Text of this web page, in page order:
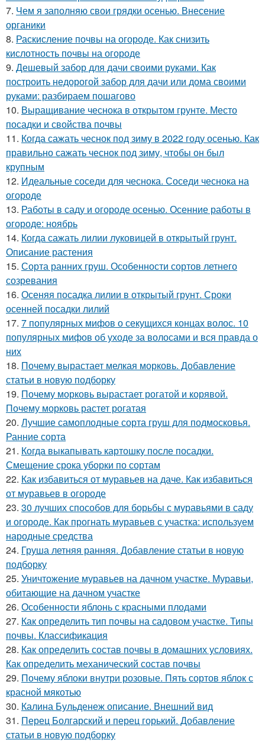
7. Чем я заполняю свои грядки осенью. Внесение
органики
8. Раскисление почвы на огороде. Как снизить
кислотность почвы на огороде
9. Дешевый забор для дачи своими руками. Как
построить недорогой забор для дачи или дома своими
руками: разбираем пошагово
10. Выращивание чеснока в открытом грунте. Место
посадки и свойства почвы
11. Когда сажать чеснок под зиму в 2022 году осенью. Как
правильно сажать чеснок под зиму, чтобы он был
крупным
12. Идеальные соседи для чеснока. Соседи чеснока на
огороде
13. Работы в саду и огороде осенью. Осенние работы в
огороде: ноябрь
14. Когда сажать лилии луковицей в открытый грунт.
Описание растения
15. Сорта ранних груш. Особенности сортов летнего
созревания
16. Осеняя посадка лилии в открытый грунт. Сроки
осенней посадки лилий
17. 7 популярных мифов о секущихся концах волос. 10
популярных мифов об уходе за волосами и вся правда о
них
18. Почему вырастает мелкая морковь. Добавление
статьи в новую подборку
19. Почему морковь вырастает рогатой и корявой.
Почему морковь растет рогатая
20. Лучшие самоплодные сорта груш для подмосковья.
Ранние сорта
21. Когда выкапывать картошку после посадки.
Смещение срока уборки по сортам
22. Как избавиться от муравьев на даче. Как избавиться
от муравьев в огороде
23. 30 лучших способов для борьбы с муравьями в саду
и огороде. Как прогнать муравьев с участка: используем
народные средства
24. Груша летняя ранняя. Добавление статьи в новую
подборку
25. Уничтожение муравьев на дачном участке. Муравьи,
обитающие на дачном участке
26. Особенности яблонь с красными плодами
27. Как определить тип почвы на садовом участке. Типы
почвы. Классификация
28. Как определить состав почвы в домашних условиях.
Как определить механический состав почвы
29. Почему яблоки внутри розовые. Пять сортов яблок с
красной мякотью
30. Калина Бульденеж описание. Внешний вид
31. Перец Болгарский и перец горький. Добавление
статьи в новую подборку